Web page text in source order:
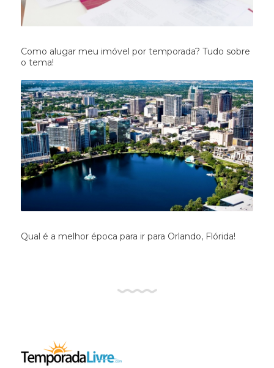
Como alugar meu imóvel por temporada? Tudo sobre
o tema!
Qual é a melhor época para ir para Orlando, Flórida!